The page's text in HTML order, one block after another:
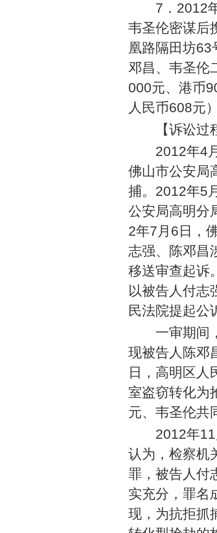
7 ． 2012
韦圣伦密谋后
凰路隔田坊63
邓昌、韦圣伦
000元、港币
人民币608元
【诉讼过
2012年4
佛山市公安局
捕。 2012年5
公安局高明分
2年7月 6 日，
志强、陈邓昌
移送审查起诉
以被告人付志
民法院提起公
一审期间，
现被告人陈邓
日，高明区人
室盗窃转化为
元、韦圣伦共
2012年11
认为，检察机
罪，被告人付
实充分，罪名
现，为抗拒抓